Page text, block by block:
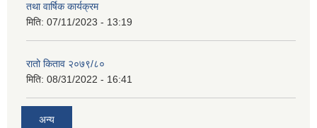
तथा वार्षिक कार्यक्रम
मिति: 07/11/2023 - 13:19
रातो किताव २०७९/८०
मिति: 08/31/2022 - 16:41
अन्य